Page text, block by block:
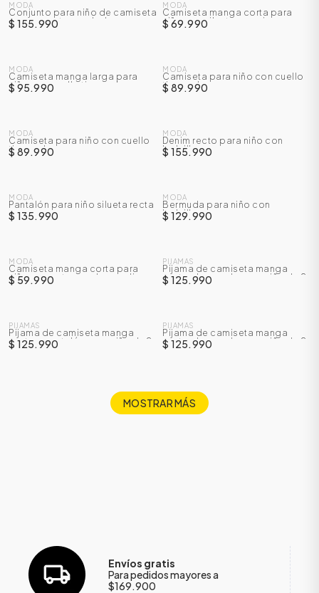
MODA
Conjunto para niño de camiseta
manga corta + sudadera
$ 155.990
MODA
Camiseta manga corta para
niño con silueta oversize
$ 69.990
MODA
Camiseta manga larga para
niño con cuello tipo polo
$ 95.990
MODA
Camiseta para niño con cuello
tipo polo
$ 89.990
MODA
Camiseta para niño con cuello
tipo polo
$ 89.990
MODA
Denim recto para niño con
bolsillos cargo
$ 155.990
MODA
Pantalón para niño silueta recta
$ 135.990
MODA
Bermuda para niño con
bolsillos
$ 129.990
MODA
Camiseta manga corta para
niño con estampado en relieve
$ 59.990
PIJAMAS
Pijama de camiseta manga
corta + bermuda para niño de 2
a 7 años
$ 125.990
PIJAMAS
Pijama de camiseta manga
corta + pantalón para niño de 2
a 7 años
$ 125.990
PIJAMAS
Pijama de camiseta manga
corta + bermuda para niño de 2
a 7 años
$ 125.990
MOSTRAR MÁS
Envíos gratis
Para pedidos mayores a
$169.900